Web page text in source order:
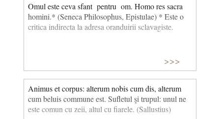
Omul este ceva sfant pentru om. Homo res sacra
homini.* (Seneca Philosophus, Epistulae) * Este o
critica indirecta la adresa oranduirii sclavagiste.
>>>
Animus et corpus: alterum nobis cum dis, alterum
cum beluis commune est. Sufletul şi trupul: unul ne
este comun cu zeii, altul cu fiarele. (Sallustius)